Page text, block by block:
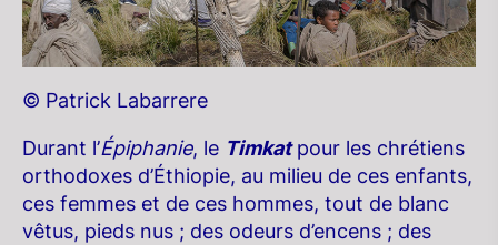
© Patrick Labarrere
Durant l’Épiphanie, le Timkatpour les chrétiens
orthodoxes d’Éthiopie, au milieu de ces enfants,
ces femmes et de ces hommes, tout de blanc
vêtus, pieds nus ; des odeurs d’encens ; des